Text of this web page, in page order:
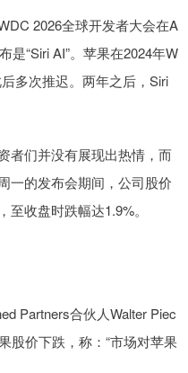
2026全球开发者大会在A
是“Siri AI”。苹果在2024年W
多次推迟。两年之后，Siri
们并没有展现出热情，而
一的发布会期间，公司股价
收盘时跌幅达1.9%。
Partners合伙人Walter Piec
股价下跌，称：“市场对苹果